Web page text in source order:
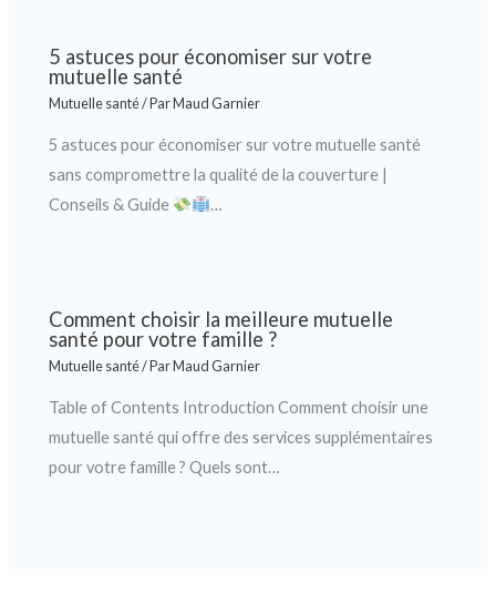
5 astuces pour économiser sur votre
mutuelle santé
Mutuelle santé/ ParMaud Garnier
5 astuces pour économiser sur votre mutuelle santé
sans compromettre la qualité de la couverture |
Conseils & Guide
…
Comment choisir la meilleure mutuelle
santé pour votre famille ?
Mutuelle santé/ ParMaud Garnier
Table of Contents Introduction Comment choisir une
mutuelle santé qui offre des services supplémentaires
pour votre famille ? Quels sont…